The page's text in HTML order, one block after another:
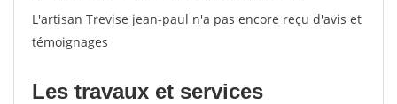
L'artisan Trevise jean-paul n'a pas encore reçu d'avis et
témoignages
Les travaux et services